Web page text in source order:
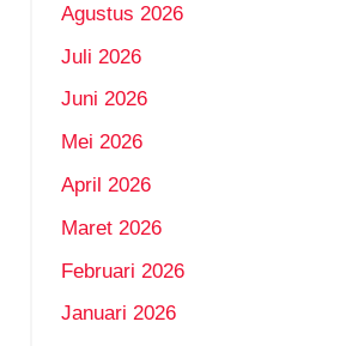
Agustus 2026
Juli 2026
Juni 2026
Mei 2026
April 2026
Maret 2026
Februari 2026
Januari 2026